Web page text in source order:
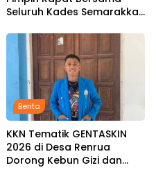
Seluruh Kades Semarakkan
Instruksi Bupati SBS dan
Wabup HMS
Berita
KKN Tematik GENTASKIN
2026 di Desa Renrua
Dorong Kebun Gizi dan